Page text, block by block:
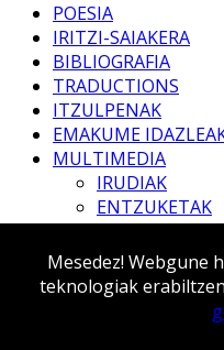
POESIA
IRITZI-SAIAKERA
BIBLIOGRAFIA
TRADUCTIONS
ITZULPENAK
EMAKUME
MULTIMEDIA
IRUDIAK
ENTZUKETAK
BIDEOAK
Mesedez! Webgune
teknologiak